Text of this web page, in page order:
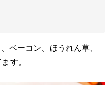
ベーコン、ほうれん草、
す。